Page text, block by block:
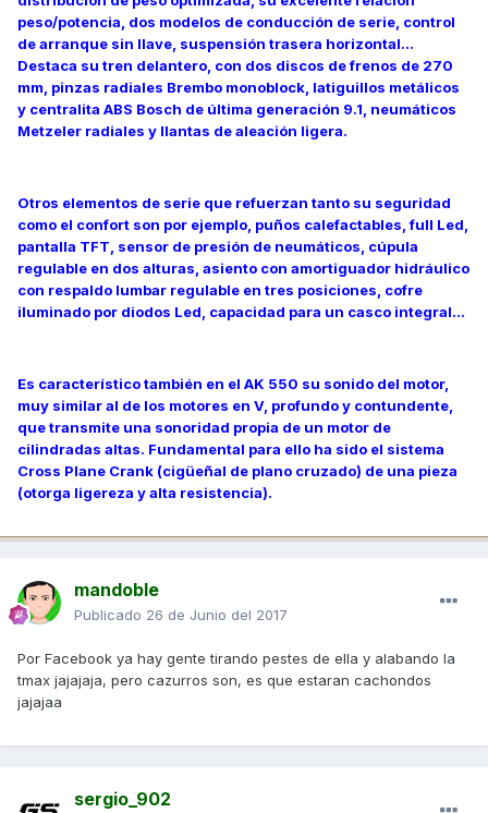
peso/potencia, dos modelos de conducción de serie, control
de arranque sin llave, suspensión trasera horizontal…
Destaca su tren delantero, con dos discos de frenos de 270
mm, pinzas radiales Brembo monoblock, latiguillos metálicos
y centralita ABS Bosch de última generación 9.1, neumáticos
Metzeler radiales y llantas de aleación ligera.
Otros elementos de serie que refuerzan tanto su seguridad
como el confort son por ejemplo, puños calefactables, full Led,
pantalla TFT, sensor de presión de neumáticos, cúpula
regulable en dos alturas, asiento con amortiguador hidráulico
con respaldo lumbar regulable en tres posiciones, cofre
iluminado por diodos Led, capacidad para un casco integral…
Es característico también en el AK 550 su sonido del motor,
muy similar al de los motores en V, profundo y contundente,
que transmite una sonoridad propia de un motor de
cilindradas altas. Fundamental para ello ha sido el sistema
Cross Plane Crank (cigüeñal de plano cruzado) de una pieza
(otorga ligereza y alta resistencia).
mandoble
Publicado 26 de Junio del 2017
Por Facebook ya hay gente tirando pestes de ella y alabando la
tmax jajajaja, pero cazurros son, es que estaran cachondos
jajajaa
sergio_902